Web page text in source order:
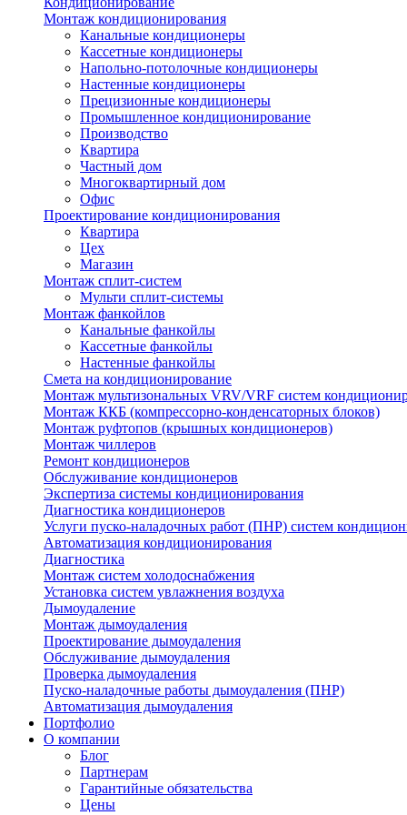
Монтаж кондиционирования
Канальные кондиционеры
Кассетные кондиционеры
Напольно-потолочные кондиционеры
Настенные кондиционеры
Прецизионные кондиционеры
Промышленное кондиционирование
Производство
Квартира
Частный дом
Многоквартирный дом
Офис
Проектирование кондиционирования
Квартира
Цех
Магазин
Монтаж сплит-систем
Мульти сплит-системы
Монтаж фанкойлов
Канальные фанкойлы
Кассетные фанкойлы
Настенные фанкойлы
Смета на кондиционирование
Монтаж мультизональных VRV/VRF систем
Монтаж ККБ (компрессорно-конденсаторных блоков)
Монтаж руфтопов (крышных кондиционеров)
Монтаж чиллеров
Ремонт кондиционеров
Обслуживание кондиционеров
Экспертиза системы кондиционирования
Диагностика кондиционеров
Услуги пуско-наладочных работ (ПНР) систем
Автоматизация кондиционирования
Диагностика
Монтаж систем холодоснабжения
Установка систем увлажнения воздуха
Дымоудаление
Монтаж дымоудаления
Проектирование дымоудаления
Обслуживание дымоудаления
Проверка дымоудаления
Пуско-наладочные работы дымоудаления (ПНР)
Автоматизация дымоудаления
Портфолио
О компании
Блог
Партнерам
Гарантийные обязательства
Цены